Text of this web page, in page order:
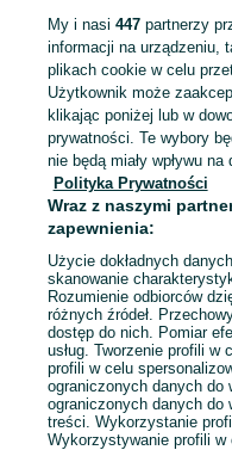
My i nasi 447partnerzy
informacji na urządzeniu,
plikach cookie w celu
Użytkownik może
klikając poniżej lub w
prywatności. Te wybory
nie będą miały wpływu
Polityka Prywatności
Wraz z naszymi
zapewnienia:
Użycie dokładnych
skanowanie
Rozumienie odbiorców
różnych źródeł.
dostęp do nich. Pomiar
usług. Tworzenie profili w
profili w celu
ograniczonych danych do
ograniczonych danych do
treści. Wykorzystanie
Wykorzystywanie profili w